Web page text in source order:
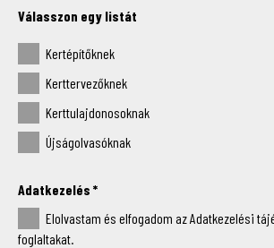
Válasszon egy listát
Kertépítőknek
Kerttervezőknek
Kerttulajdonosoknak
Újságolvasóknak
Adatkezelés *
Elolvastam és elfogadom az Adatkezelési
foglaltakat.